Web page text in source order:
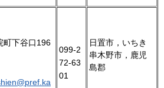
町下谷口196
099-2
72-63
01
日置市，いちき
串木野市，鹿児
島郡